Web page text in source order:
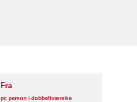
Fra
pr. person i dobbeltværelse